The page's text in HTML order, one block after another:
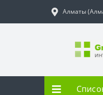
Алматы